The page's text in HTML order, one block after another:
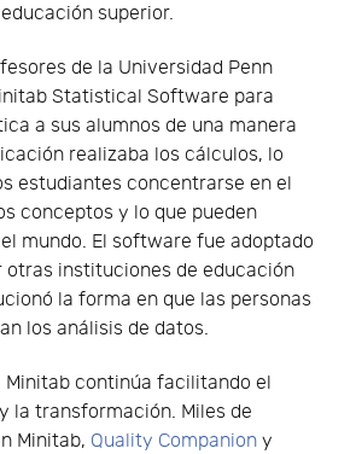
superior.
de la Universidad Penn
Statistical Software para
a sus alumnos de una manera
realizaba los cálculos, lo
estudiantes concentrarse en el
conceptos y lo que pueden
mundo. El software fue adoptado
otras instituciones de educación
la forma en que las personas
los análisis de datos.
Minitab continúa facilitando el
la transformación. Miles de
Minitab, Quality Companion y